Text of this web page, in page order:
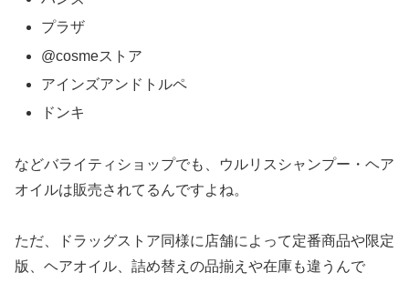
プラザ
@cosmeストア
アインズアンドトルペ
ドンキ
などバライティショップでも、ウルリスシャンプー・ヘア
オイルは販売されてるんですよね。
ただ、ドラッグストア同様に店舗によって定番商品や限定
版、ヘアオイル、詰め替えの品揃えや在庫も違うんで